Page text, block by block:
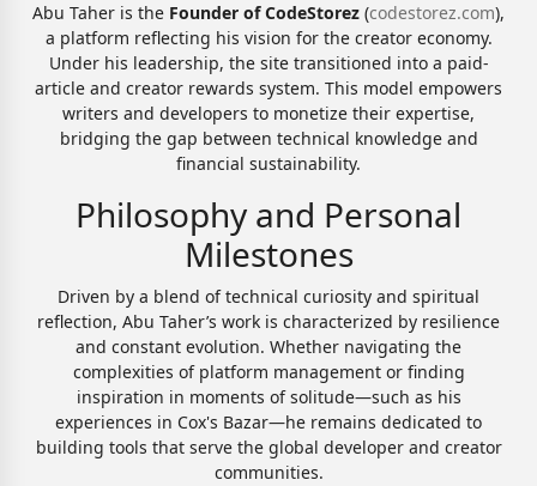
Abu Taher is the Founder of CodeStorez (codestorez.com),
a platform reflecting his vision for the creator economy.
Under his leadership, the site transitioned into a paid-
article and creator rewards system. This model empowers
writers and developers to monetize their expertise,
bridging the gap between technical knowledge and
financial sustainability.
Philosophy and Personal
Milestones
Driven by a blend of technical curiosity and spiritual
reflection, Abu Taher’s work is characterized by resilience
and constant evolution. Whether navigating the
complexities of platform management or finding
inspiration in moments of solitude—such as his
experiences in Cox's Bazar—he remains dedicated to
building tools that serve the global developer and creator
communities.